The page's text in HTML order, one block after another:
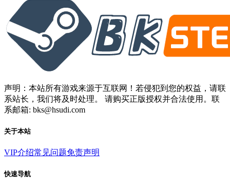
声明：本站所有游戏来源于互联网！若侵犯到您的权益，请联
系站长，我们将及时处理。 请购买正版授权并合法使用。联
系邮箱: bks@hsudi.com
关于本站
VIP介绍常见问题免责声明
快速导航